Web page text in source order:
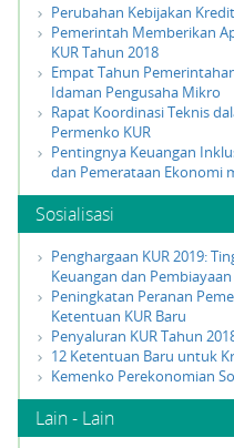
Perubahan Kebijakan
Pemerintah Memberikan
KUR Tahun 2018
Empat Tahun
Idaman Pengusaha Mikro
Rapat Koordinasi Teknis
Permenko KUR
Pentingnya Keuangan
dan Pemerataan Ekonomi
Sosialisasi
Penghargaan KUR 2019:
Keuangan dan
Peningkatan Peranan
Ketentuan KUR Baru
Penyaluran KUR Tahun
12 Ketentuan Baru untuk
Kemenko Perekonomian
Lain - Lain